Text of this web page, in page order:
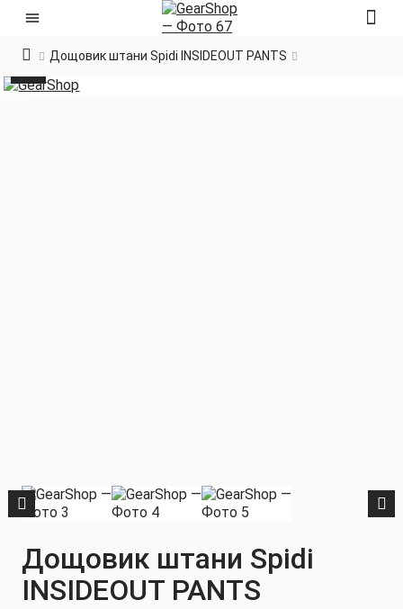
Дощовик штани Spidi INSIDEOUT PANTS
Дощовик штани Spidi
INSIDEOUT PANTS